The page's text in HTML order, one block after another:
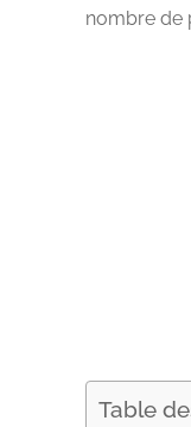
nombre de
Table